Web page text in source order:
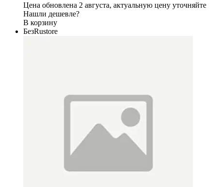
Цена обновлена 2 августа, актуальную цену уточняйте
Нашли дешевле?
В корзину
БезRustore